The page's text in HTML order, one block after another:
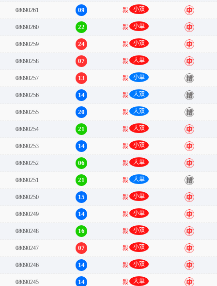
08090261 09 殺 小双 中
08090260 22 殺 小单 中
08090259 24 殺 小双 中
08090258 07 殺 大单 中
08090257 13 殺 小单 错
08090256 14 殺 大双 错
08090255 20 殺 大双 错
08090254 21 殺 大双 中
08090253 14 殺 小双 中
08090252 06 殺 大单 中
08090251 21 殺 大单 错
08090250 15 殺 小单 中
08090249 14 殺 小单 中
08090248 16 殺 小双 中
08090247 07 殺 小双 中
08090246 14 殺 小双 中
08090245 14 殺 大单 中